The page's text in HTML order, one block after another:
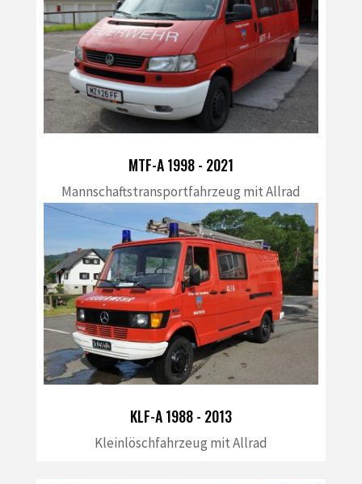
MTF-A 1998 - 2021
Mannschaftstransportfahrzeug mit Allrad
KLF-A 1988 - 2013
Kleinlöschfahrzeug mit Allrad